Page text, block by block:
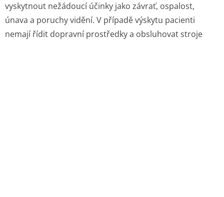
vyskytnout nežádoucí účinky jako závrať, ospalost,
únava a poruchy vidění. V případě výskytu pacienti
nemají řídit dopravní prostředky a obsluhovat stroje